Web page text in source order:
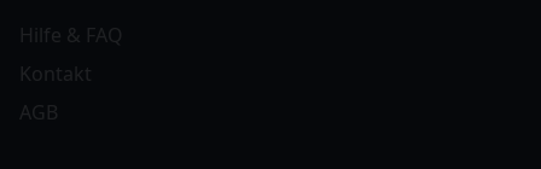
Hilfe & FAQ
Kontakt
AGB